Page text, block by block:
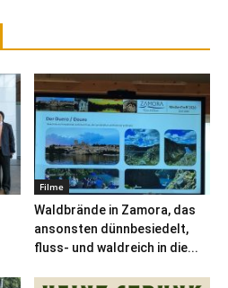
Filme
Waldbrände in Zamora, das
ansonsten dünnbesiedelt,
fluss- und waldreich in die...